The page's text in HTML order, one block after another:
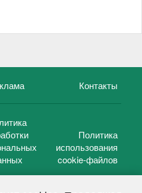
Контакты
Политика
использования
cookie-файлов